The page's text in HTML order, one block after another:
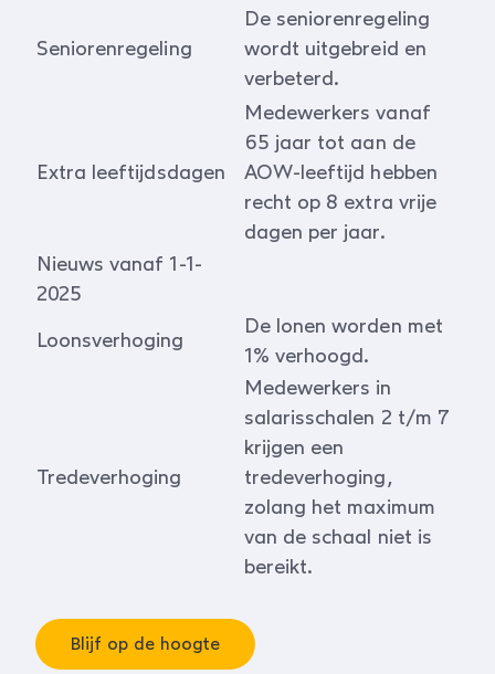
Seniorenregeling
De seniorenregeling
wordt uitgebreid en
verbeterd.
Extra leeftijdsdagen
Medewerkers vanaf
65 jaar tot aan de
AOW-leeftijd hebben
recht op 8 extra vrije
dagen per jaar.
Nieuws vanaf 1-1-
2025
Loonsverhoging
De lonen worden met
1% verhoogd.
Tredeverhoging
Medewerkers in
salarisschalen 2 t/m 7
krijgen een
tredeverhoging,
zolang het maximum
van de schaal niet is
bereikt.
Blijf op de hoogte